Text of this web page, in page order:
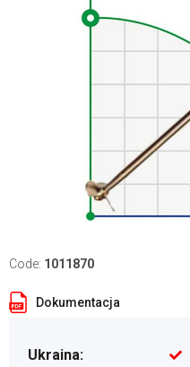
Code: 1011870
Dokumentacja
Ukraina: